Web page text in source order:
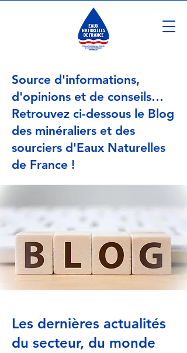
Source d'informations,
d'opinions et de conseils…
Retrouvez ci-dessous le Blog
des minéraliers et des
sourciers d'Eaux Naturelles
de France !
Les dernières actualités
du secteur, du monde